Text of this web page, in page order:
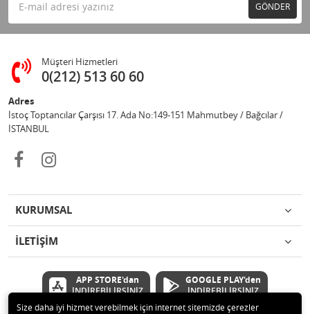
GÖNDER
Müşteri Hizmetleri
0(212) 513 60 60
Adres
İstoç Toptancılar Çarşısı 17. Ada No:149-151 Mahmutbey / Bağcılar /
İSTANBUL
KURUMSAL
İLETİŞİM
APP STORE'dan
İNDİREBİLİRSİNİZ
GOOGLE PLAY'den
İNDİREBİLİRSİNİZ
Size daha iyi hizmet verebilmek için internet sitemizde çerezler